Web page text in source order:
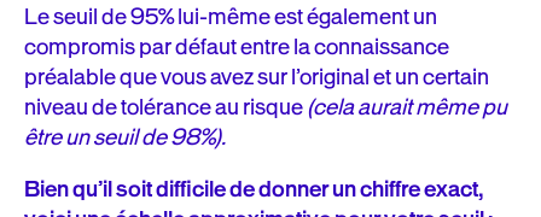
Le seuil de 95% lui-même est également un
compromis par défaut entre la connaissance
préalable que vous avez sur l’original et un certain
niveau de tolérance au risque(cela aurait même pu
être un seuil de 98%).
Bien qu’il soit difficile de donner un chiffre exact,